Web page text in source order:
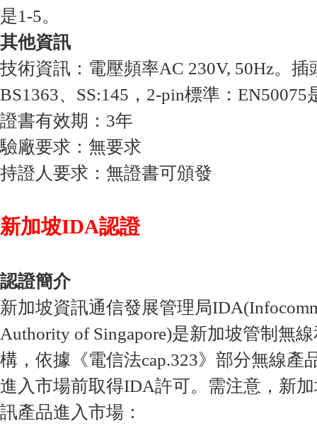
是1-5。
其他資訊
技術資訊：電壓頻率AC 230V, 50Hz。插
BS1363、SS:145，2-pin標準：
證書有效期：3年
驗廠要求：無要求
持證人要求：無證書可頒發
新加坡IDA認證
認證簡介
新加坡資訊通信發展管理局
Authority of Singapore)是新加坡管制無
構，依據《電信法cap.323》部分無線產
進入市場前取得IDA許可。需注意，新
訊產品進入市場：